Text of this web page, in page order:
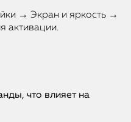
→ Экран и яркость →
активации.
что влияет на